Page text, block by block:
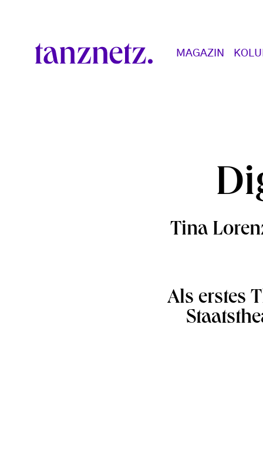
Main navigation
MAGAZIN
Tina
Als erstes